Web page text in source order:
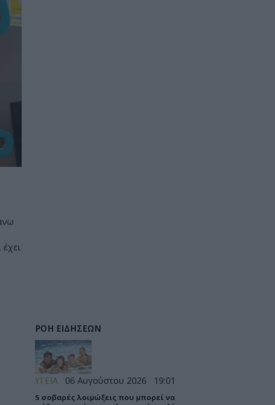
ΡΟΗ ΕΙΔΗΣΕΩΝ
ΥΓΕΙΑ 06 Αυγούστου 2026 19:01
5 σοβαρές λοιμώξεις που μπορεί να